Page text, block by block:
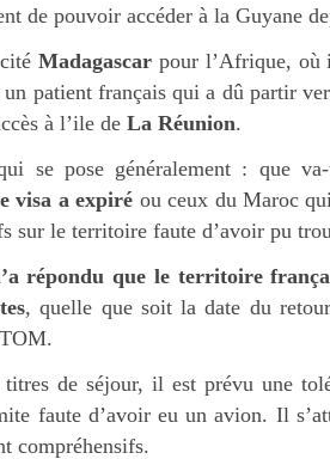
de pouvoir accéder à la Guyane
Madagascarpour l’Afrique, où
un patient français qui a dû partir
à l’ile de La Réunion.
se pose généralement : que
visa a expiré ou ceux du Maroc
sur le territoire faute d’avoir pu
répondu que le territoire
, quelle que soit la date du
titres de séjour, il est prévu une
faute d’avoir eu un avion. Il
compréhensifs.